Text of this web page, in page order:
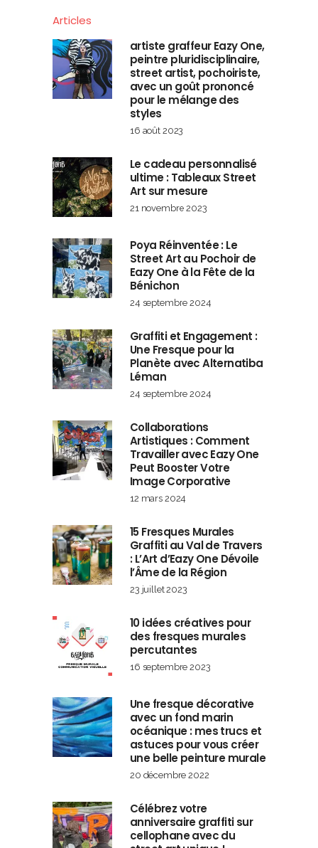
Articles
artiste graffeur Eazy One,
peintre pluridisciplinaire,
street artist, pochoiriste,
avec un goût prononcé
pour le mélange des
styles
16 août 2023
Le cadeau personnalisé
ultime : Tableaux Street
Art sur mesure
21 novembre 2023
Poya Réinventée : Le
Street Art au Pochoir de
Eazy One à la Fête de la
Bénichon
24 septembre 2024
Graffiti et Engagement :
Une Fresque pour la
Planète avec Alternatiba
Léman
24 septembre 2024
Collaborations
Artistiques : Comment
Travailler avec Eazy One
Peut Booster Votre
Image Corporative
12 mars 2024
15 Fresques Murales
Graffiti au Val de Travers
: L’Art d’Eazy One Dévoile
l’Âme de la Région
23 juillet 2023
10 idées créatives pour
des fresques murales
percutantes
16 septembre 2023
Une fresque décorative
avec un fond marin
océanique : mes trucs et
astuces pour vous créer
une belle peinture murale
20 décembre 2022
Célébrez votre
anniversaire graffiti sur
cellophane avec du